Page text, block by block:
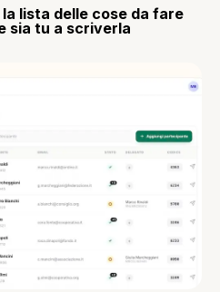
lista delle cose da fare
sia tu a scriverla